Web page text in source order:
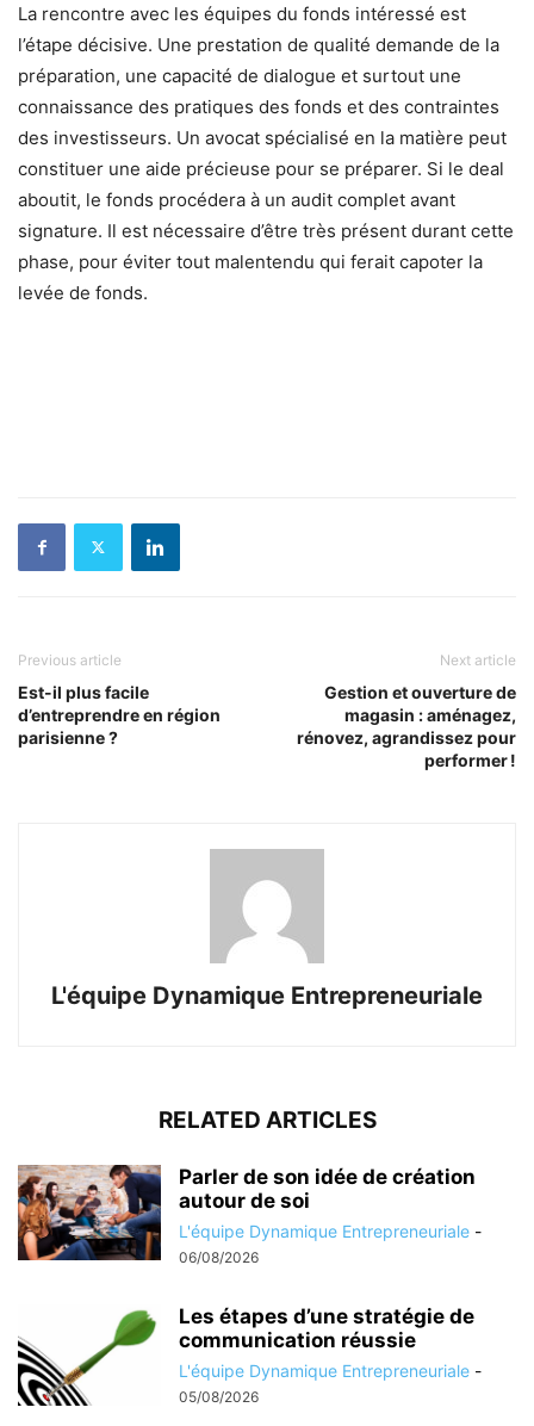
La rencontre avec les équipes du fonds intéressé est
l’étape décisive. Une prestation de qualité demande de la
préparation, une capacité de dialogue et surtout une
connaissance des pratiques des fonds et des contraintes
des investisseurs. Un avocat spécialisé en la matière peut
constituer une aide précieuse pour se préparer. Si le deal
aboutit, le fonds procédera à un audit complet avant
signature. Il est nécessaire d’être très présent durant cette
phase, pour éviter tout malentendu qui ferait capoter la
levée de fonds.
Previous article
Est-il plus facile
d’entreprendre en région
parisienne ?
Next article
Gestion et ouverture de
magasin : aménagez,
rénovez, agrandissez pour
performer !
L'équipe Dynamique Entrepreneuriale
RELATED ARTICLES
Parler de son idée de création
autour de soi
L'équipe Dynamique Entrepreneuriale -
06/08/2026
Les étapes d’une stratégie de
communication réussie
L'équipe Dynamique Entrepreneuriale -
05/08/2026